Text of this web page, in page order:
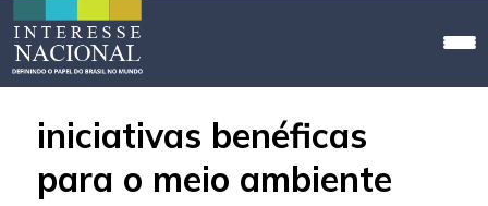
iniciativas benéficas
para o meio ambiente